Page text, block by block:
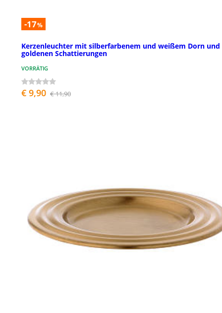
-17%
Kerzenleuchter mit silberfarbenem und weißem Dorn
goldenen Schattierungen
VORRÄTIG
€ 9,90 € 11,90